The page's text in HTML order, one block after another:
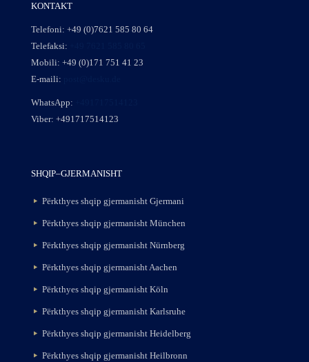
KONTAKT
Telefoni: +49 (0)7621 585 80 64
Telefaksi:
Mobili: +49 (0)171 751 41 23
E-maili:
WhatsApp:
Viber: +491717514123
SHQIP–GJERMANISHT
Përkthyes shqip gjermanisht Gjermani
Përkthyes shqip gjermanisht München
Përkthyes shqip gjermanisht Nürnberg
Përkthyes shqip gjermanisht Aachen
Përkthyes shqip gjermanisht Köln
Përkthyes shqip gjermanisht Karlsruhe
Përkthyes shqip gjermanisht Heidelberg
Përkthyes shqip gjermanisht Heilbronn